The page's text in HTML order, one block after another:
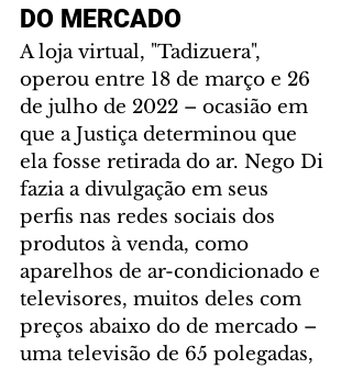
DO MERCADO
A loja virtual, "Tadizuera",
operou entre 18 de março e 26
de julho de 2022 – ocasião em
que a Justiça determinou que
ela fosse retirada do ar. Nego Di
fazia a divulgação em seus
perfis nas redes sociais dos
produtos à venda, como
aparelhos de ar-condicionado e
televisores, muitos deles com
preços abaixo do de mercado –
uma televisão de 65 polegadas,